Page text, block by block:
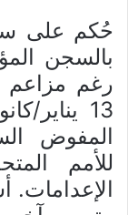
حُكم على
بالسجن
رغم مزاعم
المفوض
للأمم